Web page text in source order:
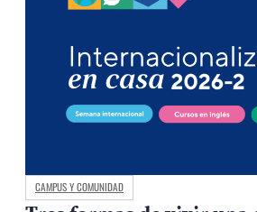
CAMPUS Y COMUNIDAD